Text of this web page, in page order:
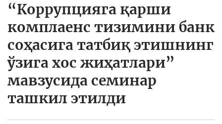
“Коррупцияга қарши
комплаенс тизимини банк
соҳасига татбиқ этишнинг
ўзига хос жиҳатлари”
мавзусида семинар
ташкил этилди